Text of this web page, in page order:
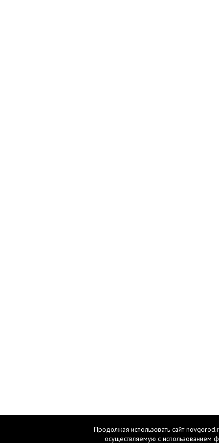
Продолжая использовать сайт
осуществляемую с использованием